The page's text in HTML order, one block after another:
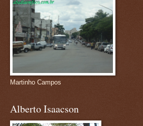
Martinho Campos
Alberto Isaacson